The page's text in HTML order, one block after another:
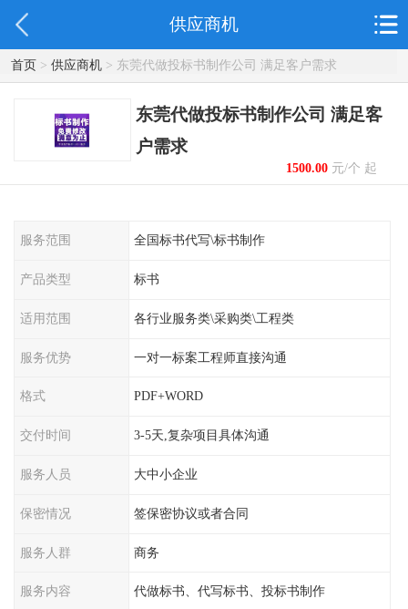
供应商机
首页> 供应商机> 东莞代做投标书制作公司 满足客户需求
东莞代做投标书制作公司 满足客
户需求
1500.00元/个 起
服务范围 全国标书代写\标书制作
产品类型 标书
适用范围 各行业服务类\采购类\工程类
服务优势 一对一标案工程师直接沟通
格式 PDF+WORD
交付时间 3-5天,复杂项目具体沟通
服务人员 大中小企业
保密情况 签保密协议或者合同
服务人群 商务
服务内容 代做标书、代写标书、投标书制作